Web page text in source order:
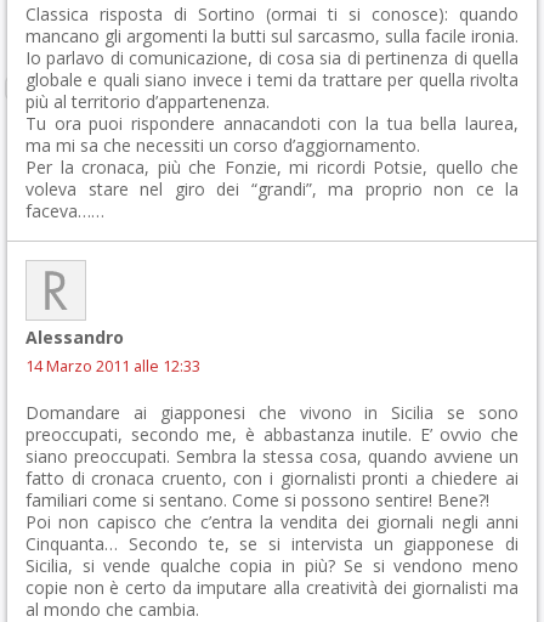
Classica risposta di Sortino (ormai ti si conosce): quando
mancano gli argomenti la butti sul sarcasmo, sulla facile ironia.
Io parlavo di comunicazione, di cosa sia di pertinenza di quella
globale e quali siano invece i temi da trattare per quella rivolta
più al territorio d’appartenenza.
Tu ora puoi rispondere annacandoti con la tua bella laurea,
ma mi sa che necessiti un corso d’aggiornamento.
Per la cronaca, più che Fonzie, mi ricordi Potsie, quello che
voleva stare nel giro dei “grandi”, ma proprio non ce la
faceva……
Alessandro
14 Marzo 2011 alle 12:33
Domandare ai giapponesi che vivono in Sicilia se sono
preoccupati, secondo me, è abbastanza inutile. E’ ovvio che
siano preoccupati. Sembra la stessa cosa, quando avviene un
fatto di cronaca cruento, con i giornalisti pronti a chiedere ai
familiari come si sentano. Come si possono sentire! Bene?!
Poi non capisco che c’entra la vendita dei giornali negli anni
Cinquanta… Secondo te, se si intervista un giapponese di
Sicilia, si vende qualche copia in più? Se si vendono meno
copie non è certo da imputare alla creatività dei giornalisti ma
al mondo che cambia.